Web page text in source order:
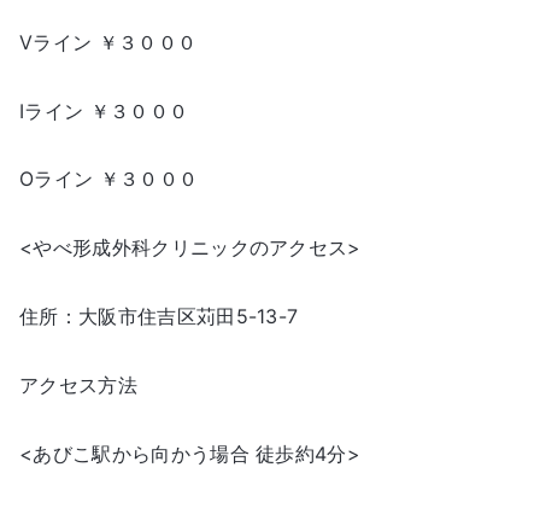
Vライン ￥３０００
Iライン ￥３０００
Oライン ￥３０００
<やべ形成外科クリニックのアクセス>
住所：大阪市住吉区苅田5-13-7
アクセス方法
<あびこ駅から向かう場合 徒歩約4分>